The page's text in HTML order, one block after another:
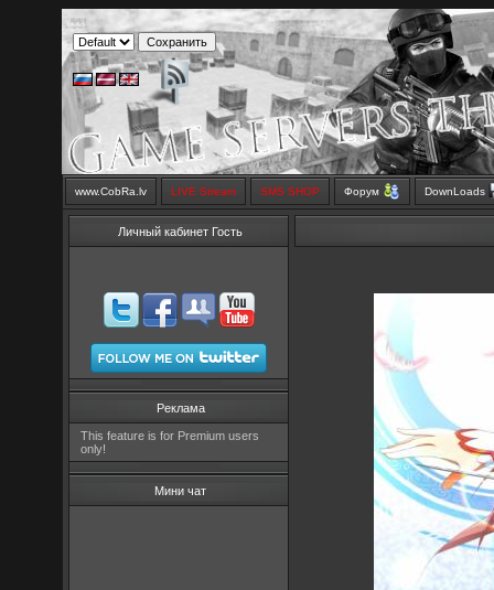
www.CobRa.lv LIVE Stream SMS SHOP Форум DownLoads
Личный кабинет Гость
Реклама
This feature is for Premium users
only!
Мини чат